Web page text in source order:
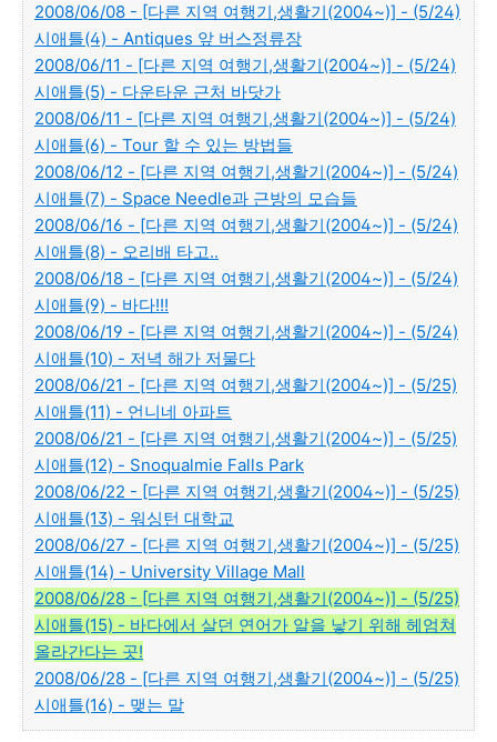
2008/06/08 - [다른 지역 여행기,생활기(2004~)] - (5/24)
시애틀(4) - Antiques 앞 버스정류장
2008/06/11 - [다른 지역 여행기,생활기(2004~)] - (5/24)
시애틀(5) - 다운타운 근처 바닷가
2008/06/11 - [다른 지역 여행기,생활기(2004~)] - (5/24)
시애틀(6) - Tour 할 수 있는 방법들
2008/06/12 - [다른 지역 여행기,생활기(2004~)] - (5/24)
시애틀(7) - Space Needle과 근방의 모습들
2008/06/16 - [다른 지역 여행기,생활기(2004~)] - (5/24)
시애틀(8) - 오리배 타고..
2008/06/18 - [다른 지역 여행기,생활기(2004~)] - (5/24)
시애틀(9) - 바다!!!
2008/06/19 - [다른 지역 여행기,생활기(2004~)] - (5/24)
시애틀(10) - 저녁 해가 저물다
2008/06/21 - [다른 지역 여행기,생활기(2004~)] - (5/25)
시애틀(11) - 언니네 아파트
2008/06/21 - [다른 지역 여행기,생활기(2004~)] - (5/25)
시애틀(12) - Snoqualmie Falls Park
2008/06/22 - [다른 지역 여행기,생활기(2004~)] - (5/25)
시애틀(13) - 워싱턴 대학교
2008/06/27 - [다른 지역 여행기,생활기(2004~)] - (5/25)
시애틀(14) - University Village Mall
2008/06/28 - [다른 지역 여행기,생활기(2004~)] - (5/25)
시애틀(15) - 바다에서 살던 연어가 알을 낳기 위해 헤엄쳐
올라간다는 곳!
2008/06/28 - [다른 지역 여행기,생활기(2004~)] - (5/25)
시애틀(16) - 맺는 말